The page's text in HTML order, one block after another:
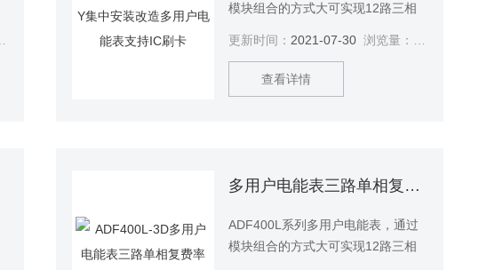
模块组合的方式大可实现12路三相
三相互感器接入测量、直接接入和
互感器接入的混合测量方式，该系
列电能表因准确度高、集中安装、
能。集中安装改造多用户电能表支
更新时间： 2021-07-30 浏览量：
查看详情
多用户电能表三路单相复费率可配以太网通讯
ADF400L系列多用户电能表，通过
模块组合的方式大可实现12路三相